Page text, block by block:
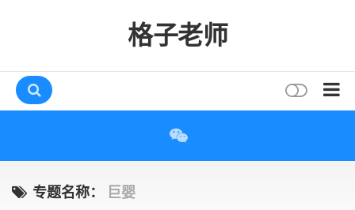
格子老师
互动
专题名称： 巨婴